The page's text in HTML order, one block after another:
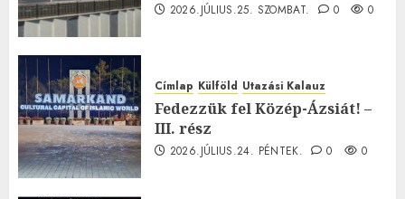
2026.JÚLIUS.25. SZOMBAT. 0 0
Címlap Külföld Utazási Kalauz
Fedezzük fel Közép-Ázsiát! –
III. rész
2026.JÚLIUS.24. PÉNTEK. 0 0